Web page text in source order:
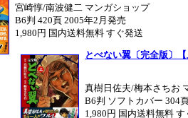
宮崎惇/南波健二 マンガショップ
B6判 420頁 2005年2月発売
1,980円 国内送料無料 すぐ発送
とべない翼〔完全版〕【
真樹日佐夫/梅本さちお
B6判 ソフトカバー 304
1,980円 国内送料無料 す